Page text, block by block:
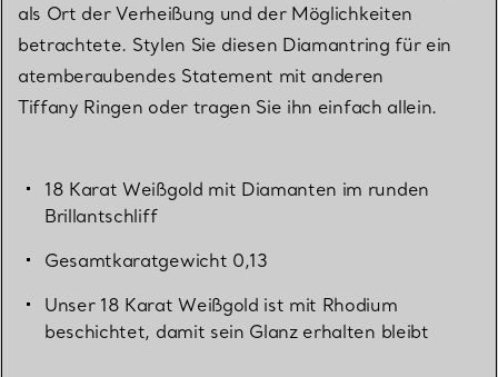
als Ort der Verheißung und der Möglichkeiten
betrachtete. Stylen Sie diesen Diamantring für ein
atemberaubendes Statement mit anderen
Tiffany Ringen oder tragen Sie ihn einfach allein.
18 Karat Weißgold mit Diamanten im runden
Brillantschliff
Gesamtkaratgewicht 0,13
Unser 18 Karat Weißgold ist mit Rhodium
beschichtet, damit sein Glanz erhalten bleibt